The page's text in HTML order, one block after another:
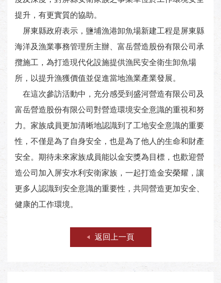
提升，有更實質的協助。
屏東縣政府表示，鹽埔漁港卸魚場新建工程是屏東縣
海洋及漁業事務管理所主辦、富岳營造股份有限公司承
攬施工，為打造現代化設施提供漁民安全衛生卸魚場
所，以提升漁獲價值並促進當地漁業產業發展。
在這次參訪活動中，充分感受到盛河營造有限公司及
富岳營造股份有限公司對營造環境安全意識的重視和努
力。家族成員更加清晰地認識到了工地安全意識的重要
性，不僅是為了自身安全，也是為了他人的生命和財產
安全。期待未來家族成員能以金安獎為目標，也歡迎營
造公司加入屏安水利安衛家族，一起打造金安榮耀，讓
更多人認識到安全意識的重要性，共同營造更加安全、
健康的工作環境。
返回上一頁